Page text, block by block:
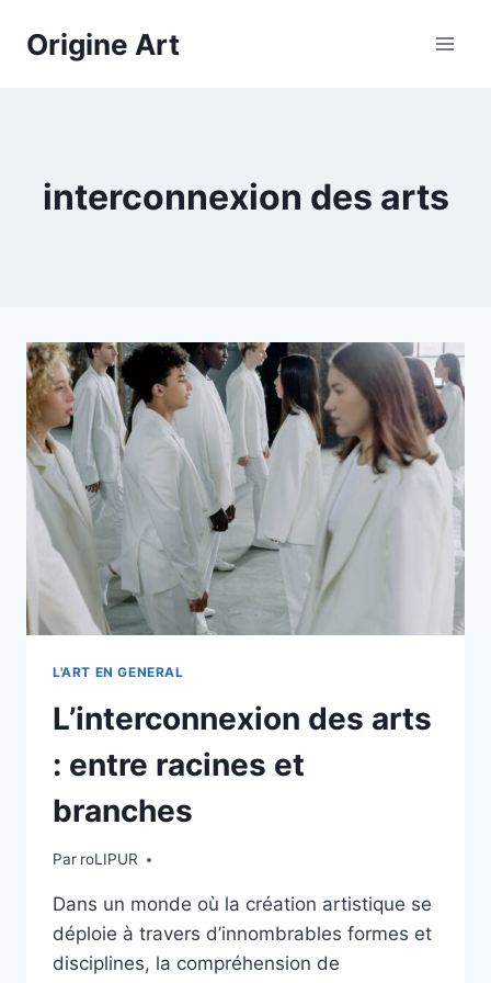
Origine Art
interconnexion des arts
L'ART EN GENERAL
L’interconnexion des arts
: entre racines et
branches
Par roLIPUR
Dans un monde où la création artistique se
déploie à travers d’innombrables formes et
disciplines, la compréhension de